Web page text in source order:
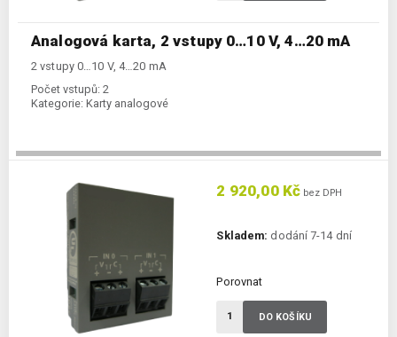
Analogová karta, 2 vstupy 0…10 V, 4…20 mA
2 vstupy 0…10 V, 4…20 mA
Počet vstupů: 2
Kategorie: Karty analogové
2 920,00 Kč bez DPH
Skladem: dodání 7-14 dní
Porovnat
DO KOŠÍKU